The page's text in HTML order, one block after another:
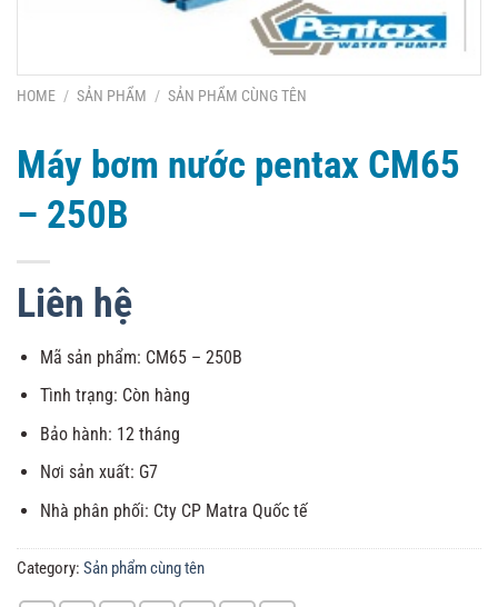
HOME / SẢN PHẨM / SẢN PHẨM CÙNG TÊN
Máy bơm nước pentax CM65
– 250B
Liên hệ
Mã sản phẩm: CM65 – 250B
Tình trạng: Còn hàng
Bảo hành: 12 tháng
Nơi sản xuất: G7
Nhà phân phối: Cty CP Matra Quốc tế
Category: Sản phẩm cùng tên